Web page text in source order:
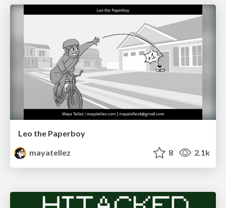
Leo the Paperboy
mayatellez
8 2.1k